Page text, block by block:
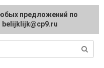
предложений по
belijklijk@cp9.ru